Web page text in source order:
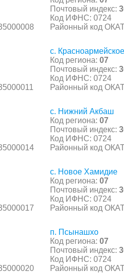
Почтовый индекс:
Код ИФНС: 0724
Районный код
с. Красноармейское
Код региона: 07
Почтовый индекс:
Код ИФНС: 0724
Районный код
с. Нижний Акбаш
Код региона: 07
Почтовый индекс:
Код ИФНС: 0724
Районный код
с. Новое Хамидие
Код региона: 07
Почтовый индекс:
Код ИФНС: 0724
Районный код
п. Псынашхо
Код региона: 07
Почтовый индекс:
Код ИФНС: 0724
Районный код